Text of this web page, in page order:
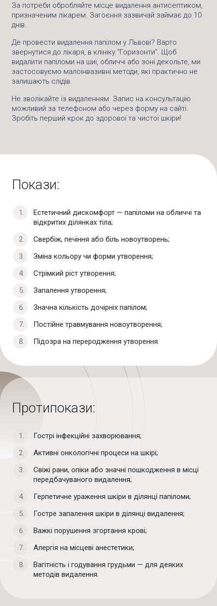
За потреби обробляйте місце видалення антисептиком,
призначеним лікарем. Загоєння зазвичай займає до 10
днів.
Де провести видалення папілом у Львові? Варто
звернутися до лікаря, в клініку “Горизонти”. Щоб
видалити папіломи на шиї, обличчі або зоні декольте, ми
застосовуємо малоінвазивні методи, які практично не
залишають слідів.
Не зволікайте із видаленням. Запис на консультацію
можливий за телефоном або через форму на сайті.
Зробіть перший крок до здорової та чистої шкіри!
Покази:
Естетичний дискомфорт — папіломи на обличчі та
відкритих ділянках тіла;
Свербіж, печіння або біль новоутворень;
Зміна кольору чи форми утворення;
Стрімкий ріст утворення;
Запалення утворення;
Значна кількість дочірніх папілом;
Постійне травмування новоутворення;
Підозра на переродження утворення.
Протипокази:
Гострі інфекційні захворювання;
Активні онкологічні процеси на шкірі;
Свіжі рани, опіки або значні пошкодження в місці
передбачуваного видалення;
Герпетичне ураження шкіри в ділянці папіломи;
Гостре запалення шкіри в ділянці видалення;
Важкі порушення згортання крові;
Алергія на місцеві анестетики;
Вагітність і годування грудьми — для деяких
методів видалення.